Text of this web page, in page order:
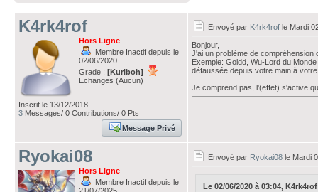
K4rk4rof
Hors Ligne
Membre Inactif depuis le
02/06/2020
Grade : [Kuriboh]
Echanges (Aucun)
Inscrit le 13/12/2018
3 Messages/ 0 Contributions/ 0 Pts
Message Privé
Envoyé par K4rk4rof le Mardi
Bonjour,
J'ai un problème de
Exemple: Goldd, Wu-Lord du
défaussée depuis votre main à
Je comprend pas, l'(effet) s'active
Ryokai08
Hors Ligne
Membre Inactif depuis le
Envoyé par Ryokai08 le Mardi
Le 02/06/2020 à 03:04,